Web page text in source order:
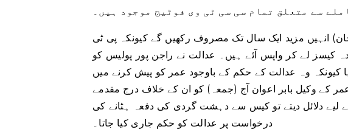
سے متعلق تمام سی سی ٹی وی فوٹیج موجود ہیں۔
انہیں مزید ایک سال تک مصروف رکھیں گے کیونکہ پی ٹی
کیسز لے کر واپس آئے ہیں۔ عدالت نے راجن پور پولیس کو
کیونکہ وہ عدالت کے حکم کے باوجود عمر کو پیش کرنے میں
کے وکیل بابر اعوان آج (جمعہ) کو ان کے خلاف درج مقدمے
دلائل دیتے تو کیس سے دہشت گردی کی دفعہ ہٹانے کی
درخواست پر عدالت کو حکم جاری کیا جاتا۔